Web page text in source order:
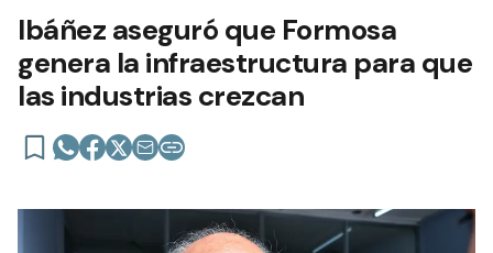
Ibáñez aseguró que Formosa
genera la infraestructura para que
las industrias crezcan